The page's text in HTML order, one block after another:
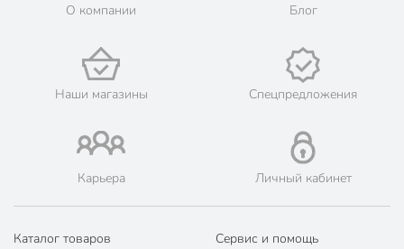
О компании Блог
Наши магазины Спецпредложения
Карьера Личный кабинет
Каталог товаров Сервис и помощь